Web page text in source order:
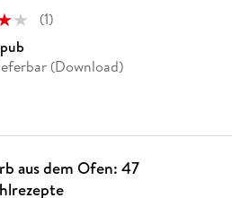
(1)
(Download)
aus dem Ofen: 47